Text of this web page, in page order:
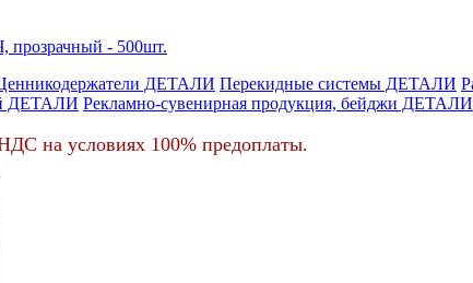
- 500шт.
ДЕТАЛИ Перекидные системы ДЕТАЛИ
ДЕТАЛИ Рекламно-сувенирная продукция, бейджи ДЕТАЛИ
на условиях 100% предоплаты.